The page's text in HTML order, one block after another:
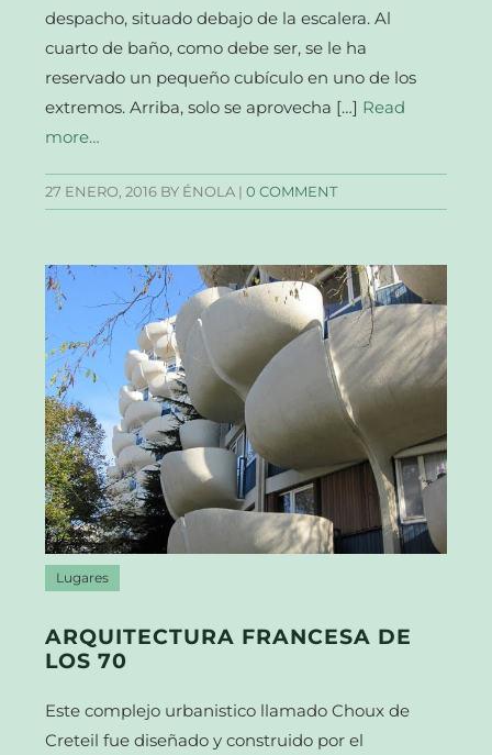
despacho, situado debajo de la escalera. Al
cuarto de baño, como debe ser, se le ha
reservado un pequeño cubículo en uno de los
extremos. Arriba, solo se aprovecha […] Read
more…
27 ENERO, 2016 BY ÉNOLA |0 COMMENT
Lugares
ARQUITECTURA FRANCESA DE
LOS 70
Este complejo urbanistico llamado Choux de
Creteil fue diseñado y construido por el